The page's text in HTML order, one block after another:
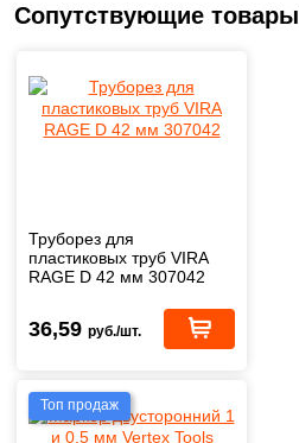
Сопутствующие товары
Труборез для
пластиковых труб VIRA
RAGE D 42 мм 307042
36,59 руб./шт.
Топ продаж